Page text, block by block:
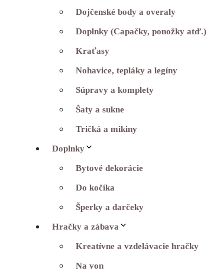
Dojčenské body a overaly
Doplnky (Capačky, ponožky atď.)
Kraťasy
Nohavice, tepláky a legíny
Súpravy a komplety
Šaty a sukne
Tričká a mikiny
Doplnky
Bytové dekorácie
Do kočíka
Šperky a darčeky
Hračky a zábava
Kreatívne a vzdelávacie hračky
Na von